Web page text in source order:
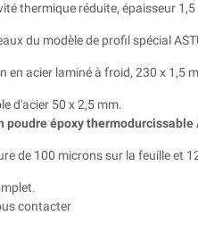
thermique réduite, épaisseur 1,5
du modèle de profil spécial
en acier laminé à froid, 230 x 1,5
d'acier 50 x 2,5 mm.
poudre époxy thermodurcissable
de 100 microns sur la feuille et
contacter